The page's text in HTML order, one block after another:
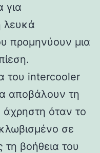
για
λευκά
προμηνύουν μια
του intercooler
αποβάλουν τη
άχρηστη όταν το
σε
τη βοήθεια του